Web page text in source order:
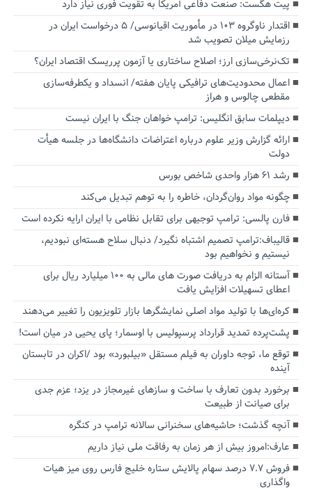
پیت هگست: صنعت دفاعی آمریکا به تقویت فوری نیاز دارد
اقتدار ناوگروه ۱۰۳ در مأموریت‌ اقیانوسی/ ۵ درخواست ایران در
رزمایش میلان تصویب شد
تک‌نرخی‌سازی ارز؛ اصلاح ساختاری یا آزمون پرریسک اقتصاد ایران؟
اعمال محدودیت‌های ترافیکی پایان هفته/ انسداد و یکطرفه‌سازی
مقطعی چالوس و هراز
دیپلمات سابق انگلیس:‌ ترامپ خواهان جنگ با ایران نیست
ارائه گزارش وزیر علوم درباره اعتراضات دانشگاه‌ها در جلسه هیأت
دولت
رشد ۶۱ هزار واحدی شاخص بورس
چگونه مواد روان‌گردان، خاطره را به توهم تبدیل می‌کند
فارن پالسی: ترامپ توجیهی برای تقابل نظامی با ایران ارایه نکرده است
قالیباف:ترامپ تصمیم اشتباه نگیرد/ دنبال سلاح هسته‌ای نبودیم،
نیستیم و نخواهیم بود
آستانه الزام به دریافت صورت های مالی به ۱۰۰ میلیارد ریال برای
اعطای تسهیلات افزایش یافت
کره‌ای‌ها با تولید مواد اصلی نمایشگرها بازار تلویزیون را تغییر می‌دهند
پشت‌پرده تمدید قرارداد پرسپولیس با اوسمار؛ پای یحیی در میان است!
توقع ما، توجه داوران به فیلم مستقل «بیلبورد» بود /اکران در تابستان
آینده
برخورد بدون تعارف با ساخت‌ و سازهای غیرمجاز در یزد؛ عزم جدی
برای صیانت از طبیعت
آنچه گذشت؛ حاشیه‌های سخنرانی سالانه ترامپ در کنگره
عارف:امروز بیش از هر زمان به رفاقت ملی نیاز داریم
فروش ۷.۷ درصد سهام پالایش ستاره خلیج فارس روی میز هیات
واگذاری